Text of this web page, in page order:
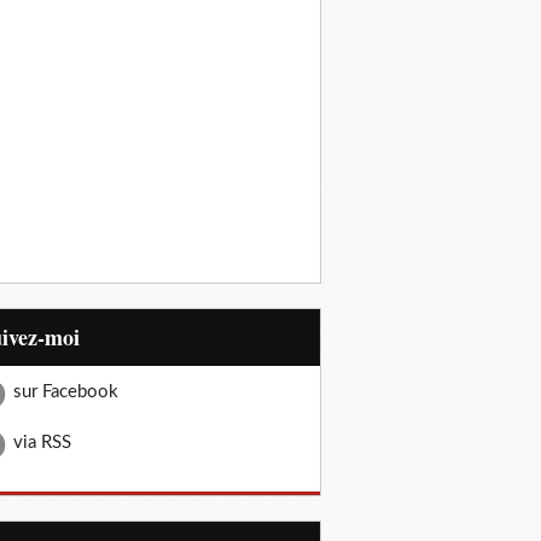
moi
sur Facebook
via RSS